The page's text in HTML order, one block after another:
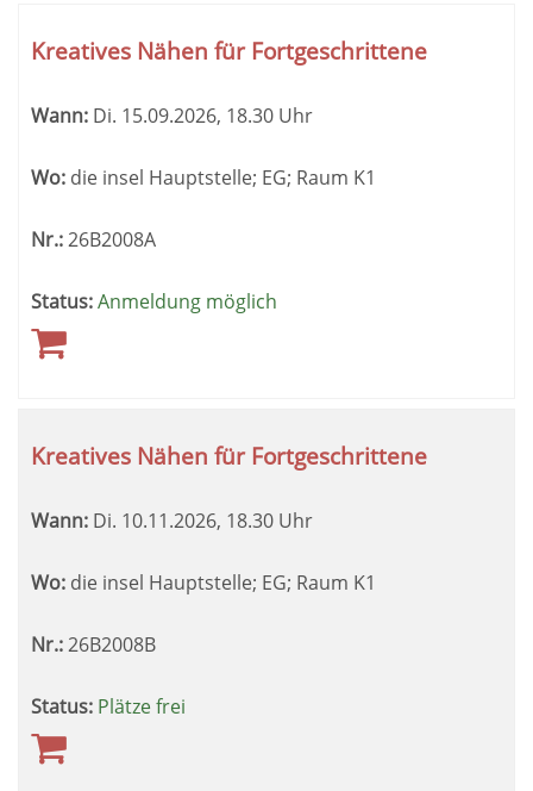
Kreatives Nähen für Fortgeschrittene
Wann: Di. 15.09.2026, 18.30 Uhr
Wo: die insel Hauptstelle; EG; Raum K1
Nr.:26B2008A
Status:Anmeldung möglich
Kreatives Nähen für Fortgeschrittene
Wann: Di. 10.11.2026, 18.30 Uhr
Wo: die insel Hauptstelle; EG; Raum K1
Nr.:26B2008B
Status: Plätze frei